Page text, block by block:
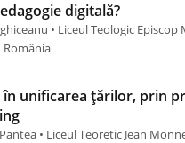
digitală?
• Liceul Teologic Episcop
România
unificarea țărilor, prin
• Liceul Teoretic Jean